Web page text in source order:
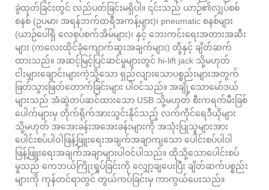
ခွဲထုတ်ခြင်းတွင် လည်ပတ်ခြင်းမရှိပါ။ ၎င်းသည် ယာဉ်၏လျှပ်စစ်
စနစ် (ဥပမာ၊ အရန်ဘက်ထရီအကန့်များ)၊ pneumatic စနစ်များ
(ယာဉ်ပေါ်ရှိ လေစုပ်စက်အိမ်များ)၊ နှင့် ဘေးကင်းရေးအတားအဆီး
များ (ကလေးထိုင်ခုံကျောက်ဆူးအချက်များ) တို့နှင့် ချိတ်ဆက်
ထားသည်။ အဆင့်မြင့်ပြင်ဆင်မှုများတွင် hi-lift jack သို့မဟုတ်
ငါးမျှားချောင်းများကဲ့သို့သော ရှည်လျားသောပစ္စည်းများအတွက်
ဖြတ်သွားဖြတ်တောက်ခြင်းများ ပါဝင်သည်။ အချို့သောမော်ဒယ်
များသည် အံဆွဲတပ်ဆင်ထားသော USB သို့မဟုတ် စီးကရက်မီးခြစ်
ပေါက်များမှ တိုက်ရိုက်အားသွင်းနိုင်သည့် လက်ကိုင်ရေဒီယိုများ
သို့မဟုတ် အအေးခန်းအအေးခန်းများကို အသုံးပြုသူများအား
ပေါင်းစပ်ပါဝါဖြန့်ဖြူးရေးအချက်အချာကျသော ပေါင်းစပ်ပါဝါ
ဖြန့်ဖြူးရေးအချက်အချာများပါ၀င်ပါသည်။ ထိုသို့သောပေါင်းစပ်
မှုသည် ကေဘယ်ကြိုးရှုပ်ခြင်းကို လျှော့ချပေးပြီး ချိတ်ဆက်ပစ္စည်း
များကို ကုန်တင်ရာတွင် တွယ်ကပ်ခြင်းမှ ကာကွယ်ပေးသည်။